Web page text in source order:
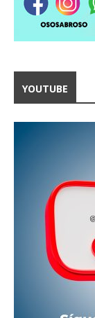
YOUTUBE